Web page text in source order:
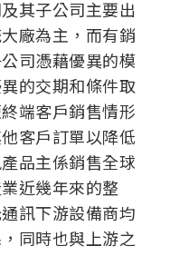
其子公司主要出
廠為主，而有銷
司憑藉優異的模
的交期和條件取
端客戶銷售情形
客戶訂單以降低
品主係銷售全球
近幾年來的整
訊下游設備商均
同時也與上游之